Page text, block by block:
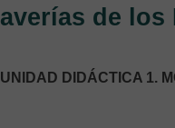
averías de los
UNIDAD DIDÁCTICA 1.